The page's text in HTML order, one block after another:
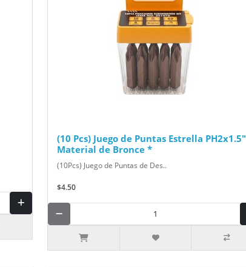
(10 Pcs) Juego de Puntas Estrella PH2x1.5"
Material de Bronce *
(10Pcs) Juego de Puntas de Des..
$4.50